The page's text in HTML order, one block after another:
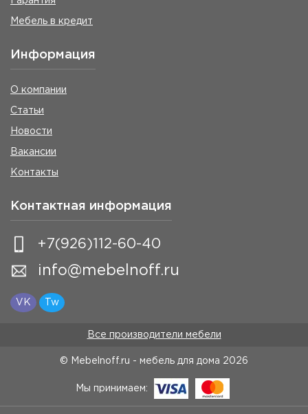
Мебель в кредит
Информация
О компании
Статьи
Новости
Вакансии
Контакты
Контактная информация
+7(926)112-60-40
info@mebelnoff.ru
VK Tw
Все производители мебели
© Mebelnoff.ru - мебель для дома 2026
Мы принимаем: